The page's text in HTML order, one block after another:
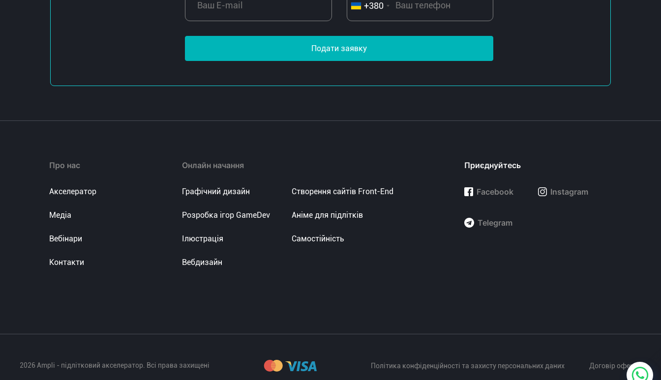
+380
Подати заявку
Про нас
Акселератор
Медіа
Вебінари
Контакти
Онлайн начання
Графічний дизайн
Розробка ігор GameDev
Ілюстрація
Вебдизайн
Створення сайтів Front-End
Аніме для підлітків
Самостійність
Приєднуйтесь
Facebook Instagram
Telegram
2026 Ampli - підлітковий акселератор. Всі права захищені Політика конфіденційності та захисту персональних даних Договір оферти